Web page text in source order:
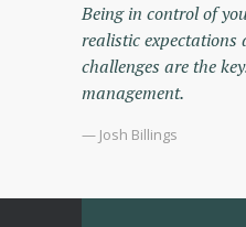
Being in control of
realistic
challenges are the
management.
— Josh Billings